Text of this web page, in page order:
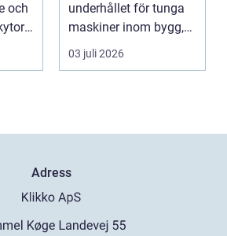
och
underhållet för tunga
maskiner inom bygg,
entreprenad, skog
03 juli 2026
Adress